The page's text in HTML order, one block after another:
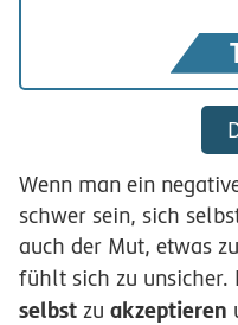
Wenn man ein
schwer sein, sich
auch der Mut, etwas
fühlt sich zu unsicher.
selbst zu akzeptieren